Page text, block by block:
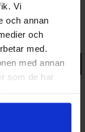
Vi
och annan
och
med.
med annan
som de har